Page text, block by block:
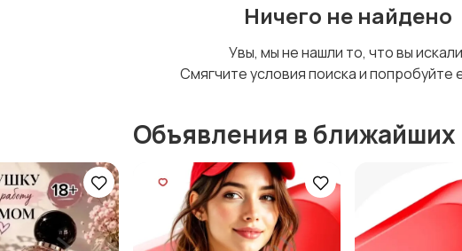
Финансы
Ничего не найдено
Увы, мы не нашли то, что вы
Смягчите условия поиска и попробуйте
Объявления в ближайших